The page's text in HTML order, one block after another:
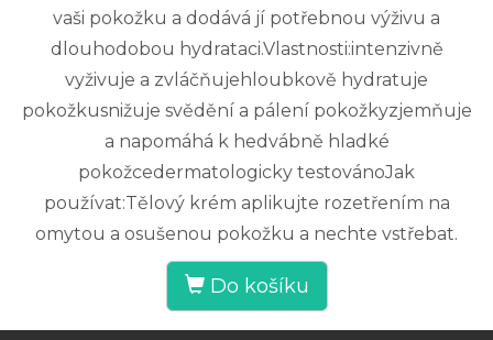
vaši pokožku a dodává jí potřebnou výživu a
dlouhodobou hydrataci.Vlastnosti:intenzivně
vyživuje a zvláčňujehloubkově hydratuje
pokožkusnižuje svědění a pálení pokožkyzjemňuje
a napomáhá k hedvábně hladké
pokožcedermatologicky testovánoJak
používat:Tělový krém aplikujte rozetřením na
omytou a osušenou pokožku a nechte vstřebat.
Do košíku